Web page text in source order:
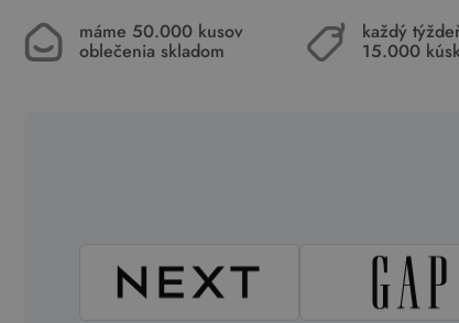
máme 50.000 kusov
oblečenia skladom
každý
15.000